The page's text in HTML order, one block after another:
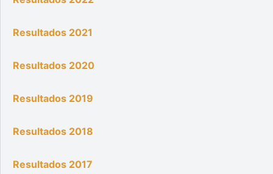
Resultados 2021
Resultados 2020
Resultados 2019
Resultados 2018
Resultados 2017